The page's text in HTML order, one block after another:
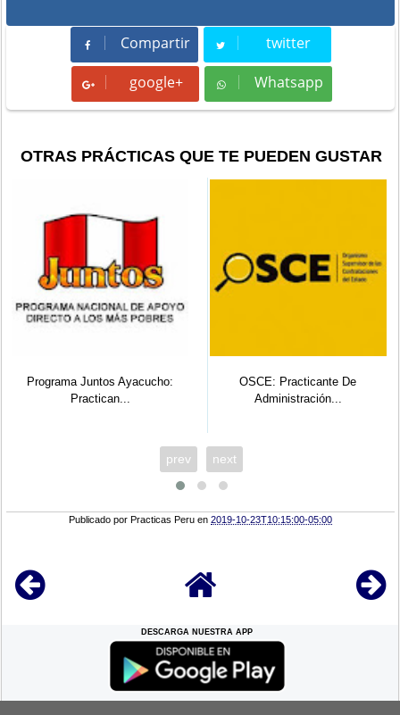
Compartir
Compartir twitter
Tweet
google+ Whatsapp
Whatsapp
OTRAS PRÁCTICAS QUE TE PUEDEN GUSTAR
Programa Juntos Ayacucho:
Practican...
OSCE: Practicante De
Administración...
prev next
Publicado porPracticas Peru en2019-10-23T10:15:00-05:00
DESCARGA NUESTRA APP